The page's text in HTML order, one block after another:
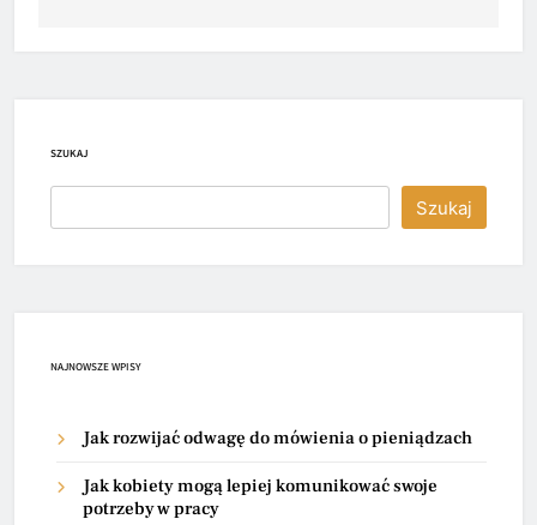
SZUKAJ
Szukaj
NAJNOWSZE WPISY
Jak rozwijać odwagę do mówienia o pieniądzach
Jak kobiety mogą lepiej komunikować swoje
potrzeby w pracy